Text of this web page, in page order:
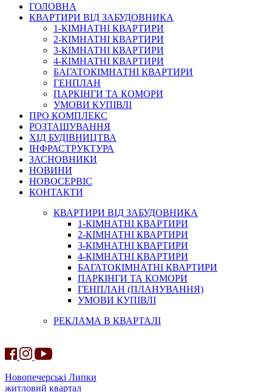
ГОЛОВНА
КВАРТИРИ ВІД ЗАБУДОВНИКА
1-КІМНАТНІ КВАРТИРИ
2-КІМНАТНІ КВАРТИРИ
3-КІМНАТНІ КВАРТИРИ
4-КІМНАТНІ КВАРТИРИ
БАГАТОКІМНАТНІ КВАРТИРИ
ГЕНПЛАН
ПАРКІНГИ ТА КОМОРИ
УМОВИ КУПІВЛІ
ПРО КОМПЛЕКС
РОЗТАШУВАННЯ
ХІД БУДІВНИЦТВА
ІНФРАСТРУКТУРА
ЗАСНОВНИКИ
НОВИНИ
НОВОСЕРВІС
КОНТАКТИ
КВАРТИРИ ВІД ЗАБУДОВНИКА
1-КІМНАТНІ КВАРТИРИ
2-КІМНАТНІ КВАРТИРИ
3-КІМНАТНІ КВАРТИРИ
4-КІМНАТНІ КВАРТИРИ
БАГАТОКІМНАТНІ КВАРТИРИ
ПАРКІНГИ ТА КОМОРИ
ГЕНПЛАН (ПЛАНУВАННЯ)
УМОВИ КУПІВЛІ
РЕКЛАМА В КВАРТАЛІ
Новопечерські Липки
житловий квартал